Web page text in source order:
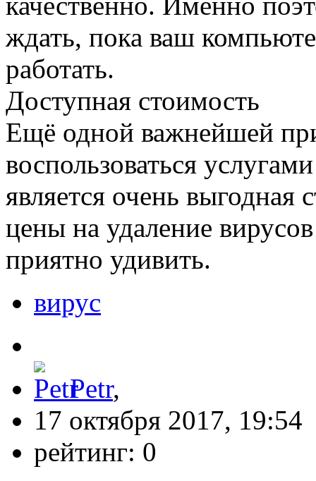
ждать, пока ваш
работать.
Доступная стоимость
Ещё одной важнейшей
воспользоваться
является очень выгодная
цены на удаление
приятно удивить.
вирус
Petr,
17 октября 2017, 19:54
рейтинг: 0